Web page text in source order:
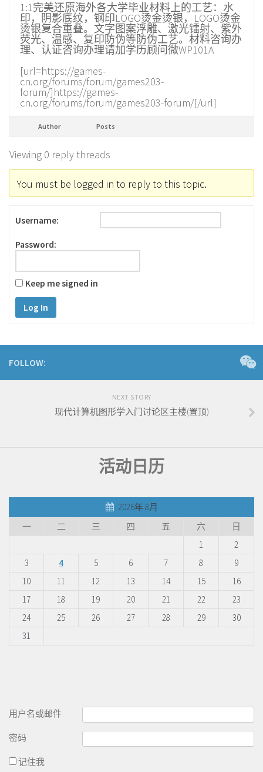
1:1完美还原海外各大学毕业材料上的工艺：水
印，阴影底纹，钢印LOGO烫金烫银，LOGO烫金
烫银复合重叠。文字图案浮雕、激光镭射、紫外
荧光、温感、复印防伪等防伪工艺。材料咨询办
理、认证咨询办理请加学历顾问微WP101A
[url=https://games-
cn.org/forums/forum/games203-
forum/]https://games-
cn.org/forums/forum/games203-forum/[/url]
Author Posts
Viewing 0 reply threads
You must be logged in to reply to this topic.
Username:
Password:
Keep me signed in
Log In
FOLLOW:
NEXT STORY
现代计算机图形学入门讨论区主楼(置顶)
活动日历
2026年 8月
一
二 三 四 五 六
日
1
2
3
4 5 6 7 8
9
10
11 12 13 14 15
16
17
18 19 20 21 22
23
24
25 26 27 28 29
30
31
用户名或邮件
密码
记住我